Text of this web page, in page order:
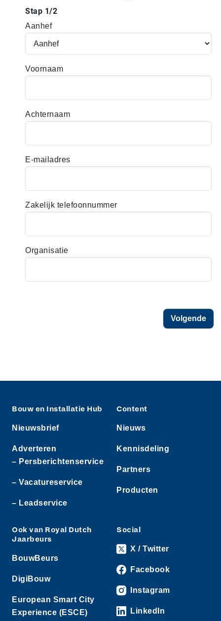
Stap 1/2
Aanhef
Voornaam
Achternaam
E-mailadres
Zakelijk telefoonnummer
Organisatie
Volgende
Bouw en Installatie Hub
Nieuwsbrief
Adverteren
– Persberichtenservice
– Vacatureservice
– Leadservice
Content
Nieuws
Kennisdeling
Partners
Producten
Ook van Royal Dutch
Jaarbeurs
BouwBeurs
DigiBouw
European Smart City
Experience (ESCE)
Social
X / Twitter
Facebook
Instagram
LinkedIn